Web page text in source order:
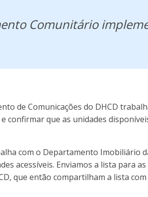
Comunitário
de Comunicações do DHCD
confirmar que as unidades
com o Departamento Imobiliário
acessíveis. Enviamos a lista para
que então compartilham a lista